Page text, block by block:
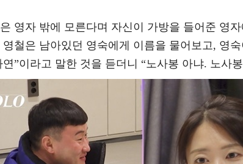
영자 밖에 모른다며 자신이 가방을 들어준 영
철은 남아있던 영숙에게 이름을 물어보고, 영
연”이라고 말한 것을 듣더니 “노사봉 아냐. 노사